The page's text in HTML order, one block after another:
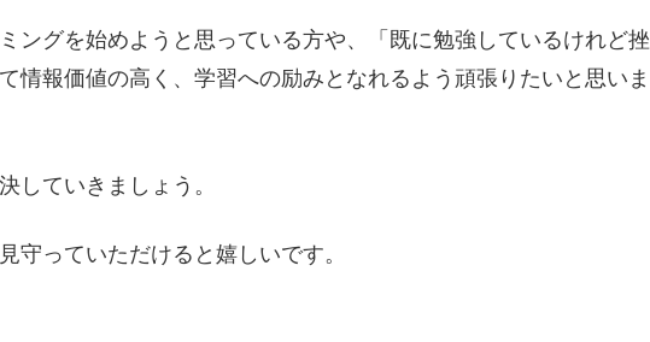
ングを始めようと思っている方や、「既に勉強しているけれど挫
情報価値の高く、学習への励みとなれるよう頑張りたいと思いま
していきましょう。
守っていただけると嬉しいです。